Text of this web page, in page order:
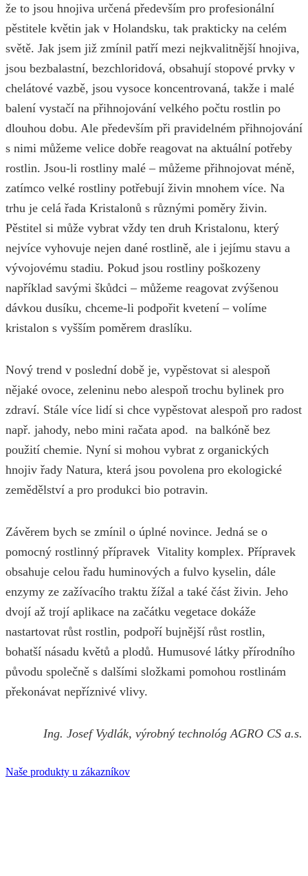
že to jsou hnojiva určená především pro profesionální
pěstitele květin jak v Holandsku, tak prakticky na celém
světě. Jak jsem již zmínil patří mezi nejkvalitnější hnojiva,
jsou bezbalastní, bezchloridová, obsahují stopové prvky v
chelátové vazbě, jsou vysoce koncentrovaná, takže i malé
balení vystačí na přihnojování velkého počtu rostlin po
dlouhou dobu. Ale především při pravidelném přihnojování
s nimi můžeme velice dobře reagovat na aktuální potřeby
rostlin. Jsou-li rostliny malé – můžeme přihnojovat méně,
zatímco velké rostliny potřebují živin mnohem více. Na
trhu je celá řada Kristalonů s různými poměry živin.
Pěstitel si může vybrat vždy ten druh Kristalonu, který
nejvíce vyhovuje nejen dané rostlině, ale i jejímu stavu a
vývojovému stadiu. Pokud jsou rostliny poškozeny
například savými škůdci – můžeme reagovat zvýšenou
dávkou dusíku, chceme-li podpořit kvetení – volíme
kristalon s vyšším poměrem draslíku.
Nový trend v poslední době je, vypěstovat si alespoň
nějaké ovoce, zeleninu nebo alespoň trochu bylinek pro
zdraví. Stále více lidí si chce vypěstovat alespoň pro radost
např. jahody, nebo mini račata apod. na balkóně bez
použití chemie. Nyní si mohou vybrat z organických
hnojiv řady Natura, která jsou povolena pro ekologické
zemědělství a pro produkci bio potravin.
Závěrem bych se zmínil o úplné novince. Jedná se o
pomocný rostlinný přípravek Vitality komplex. Přípravek
obsahuje celou řadu huminových a fulvo kyselin, dále
enzymy ze zažívacího traktu žížal a také část živin. Jeho
dvojí až trojí aplikace na začátku vegetace dokáže
nastartovat růst rostlin, podpoří bujnější růst rostlin,
bohatší násadu květů a plodů. Humusové látky přírodního
původu společně s dalšími složkami pomohou rostlinám
překonávat nepříznivé vlivy.
Ing. Josef Vydlák, výrobný technológ AGRO CS a.s.
Naše produkty u zákazníkov